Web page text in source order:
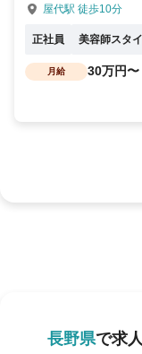
屋代駅 徒歩10分
正社員 美容師スタ
月給 30万円〜
長野県で求